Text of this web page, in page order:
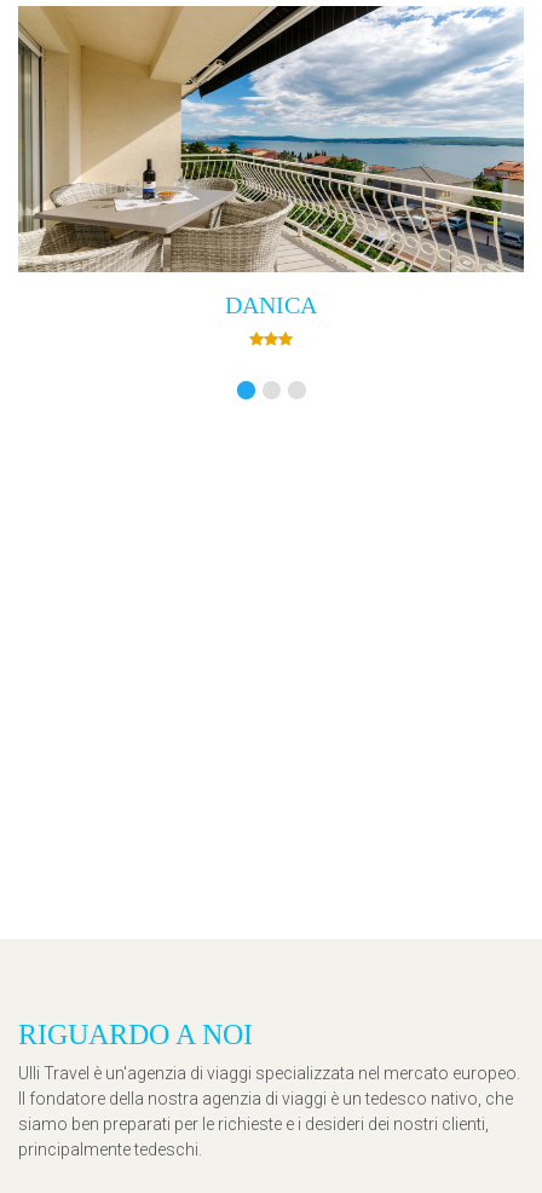
Villa Empress
RIGUARDO A NOI
Ulli Travel è un'agenzia di viaggi specializzata nel mercato europeo.
Il fondatore della nostra agenzia di viaggi è un tedesco nativo, che
siamo ben preparati per le richieste e i desideri dei nostri clienti,
principalmente tedeschi.